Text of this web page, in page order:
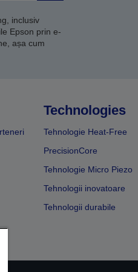
inclusiv
Epson prin e-
așa cum
Technologies
Tehnologie Heat-Free
PrecisionCore
Tehnologie Micro Piezo
Tehnologii inovatoare
Tehnologii durabile